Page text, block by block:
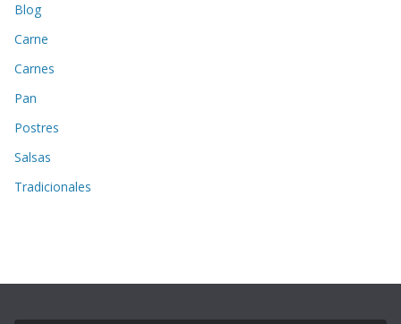
Blog
Carne
Carnes
Pan
Postres
Salsas
Tradicionales